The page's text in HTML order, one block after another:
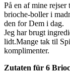
På en af mine
brioche-boller i
den for Dem i dag.
Jeg har brugt
lidt.Mange tak til
komplimenter.
Zutaten für 6